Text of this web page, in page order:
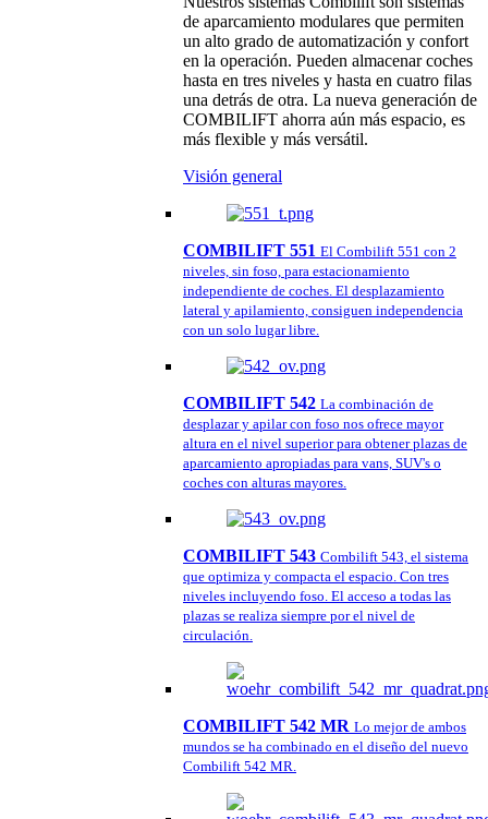
de aparcamiento modulares que permiten
un alto grado de automatización y confort
en la operación. Pueden almacenar coches
hasta en tres niveles y hasta en cuatro filas
una detrás de otra. La nueva generación de
COMBILIFT ahorra aún más espacio, es
más flexible y más versátil.
Visión general
COMBILIFT 551 El Combilift 551 con 2
niveles, sin foso, para estacionamiento
independiente de coches. El desplazamiento
lateral y apilamiento, consiguen independencia
con un solo lugar libre.
COMBILIFT 542 La combinación de
desplazar y apilar con foso nos ofrece mayor
altura en el nivel superior para obtener plazas de
aparcamiento apropiadas para vans, SUV's o
coches con alturas mayores.
COMBILIFT 543 Combilift 543, el sistema
que optimiza y compacta el espacio. Con tres
niveles incluyendo foso. El acceso a todas las
plazas se realiza siempre por el nivel de
circulación.
COMBILIFT 542 MR Lo mejor de ambos
mundos se ha combinado en el diseño del nuevo
Combilift 542 MR.